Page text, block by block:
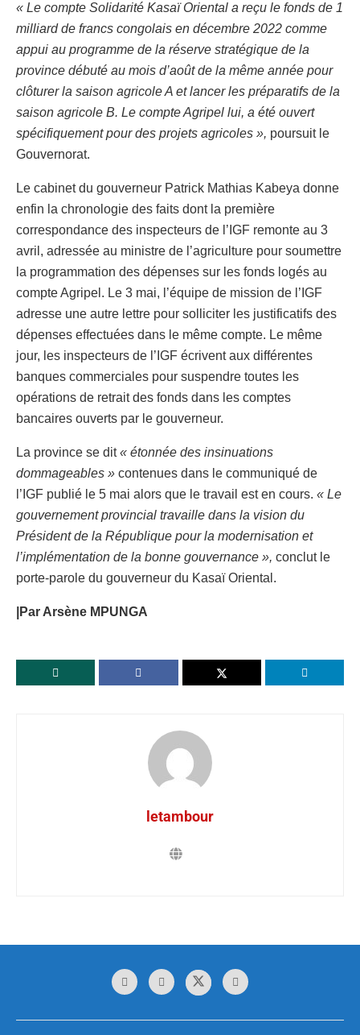
« Le compte Solidarité Kasaï Oriental a reçu le fonds de 1
milliard de francs congolais en décembre 2022 comme
appui au programme de la réserve stratégique de la
province débuté au mois d’août de la même année pour
clôturer la saison agricole A et lancer les préparatifs de la
saison agricole B. Le compte Agripel lui, a été ouvert
spécifiquement pour des projets agricoles », poursuit le
Gouvernorat.
Le cabinet du gouverneur Patrick Mathias Kabeya donne
enfin la chronologie des faits dont la première
correspondance des inspecteurs de l’IGF remonte au 3
avril, adressée au ministre de l’agriculture pour soumettre
la programmation des dépenses sur les fonds logés au
compte Agripel. Le 3 mai, l’équipe de mission de l’IGF
adresse une autre lettre pour solliciter les justificatifs des
dépenses effectuées dans le même compte. Le même
jour, les inspecteurs de l’IGF écrivent aux différentes
banques commerciales pour suspendre toutes les
opérations de retrait des fonds dans les comptes
bancaires ouverts par le gouverneur.
La province se dit« étonnée des insinuations
dommageables » contenues dans le communiqué de
l’IGF publié le 5 mai alors que le travail est en cours. « Le
gouvernement provincial travaille dans la vision du
Président de la République pour la modernisation et
l’implémentation de la bonne gouvernance », conclut le
porte-parole du gouverneur du Kasaï Oriental.
|Par Arsène MPUNGA
letambour